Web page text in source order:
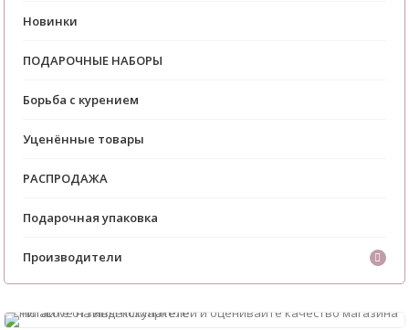
Новинки
ПОДАРОЧНЫЕ НАБОРЫ
Борьба с курением
Уценённые товары
РАСПРОДАЖА
Подарочная упаковка
Производители